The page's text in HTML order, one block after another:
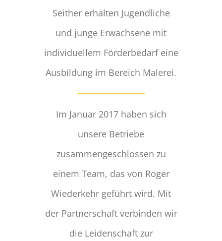
Seither erhalten Jugendliche
und junge Erwachsene mit
individuellem Förderbedarf eine
Ausbildung im Bereich Malerei.
Im Januar 2017 haben sich
unsere Betriebe
zusammengeschlossen zu
einem Team, das von Roger
Wiederkehr geführt wird. Mit
der Partnerschaft verbinden wir
die Leidenschaft zur